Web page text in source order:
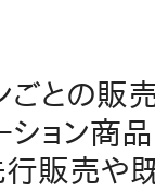
ごとの
ョン商
販売や